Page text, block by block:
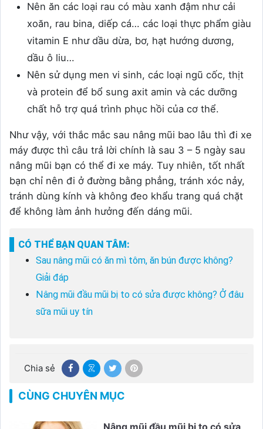
Nên ăn các loại rau có màu xanh đậm như cải
xoăn, rau bina, diếp cá… các loại thực phẩm giàu
vitamin E như dầu dừa, bơ, hạt hướng dương,
dầu ô liu…
Nên sử dụng men vi sinh, các loại ngũ cốc, thịt
và protein để bổ sung axit amin và các dưỡng
chất hỗ trợ quá trình phục hồi của cơ thể.
Như vậy, với thắc mắc sau nâng mũi bao lâu thì đi xe
máy được thì câu trả lời chính là sau 3 – 5 ngày sau
nâng mũi bạn có thể đi xe máy. Tuy nhiên, tốt nhất
bạn chỉ nên đi ở đường bằng phẳng, tránh xóc nảy,
tránh dùng kính và không đeo khẩu trang quá chặt
để không làm ảnh hưởng đến dáng mũi.
CÓ THỂ BẠN QUAN TÂM:
Sau nâng mũi có ăn mì tôm, ăn bún được không?
Giải đáp
Nâng mũi đầu mũi bị to có sửa được không? Ở đâu
sữa mũi uy tín
Chia sẻ
CÙNG CHUYÊN MỤC
Nâng mũi đầu mũi bị to có sửa